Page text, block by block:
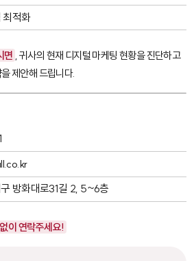
최적화
면 , 귀사의 현재 디지털 마케팅 현황을 진단하고
제안해 드립니다.
방화대로31길 2, 5~6층
이 연락주세요!